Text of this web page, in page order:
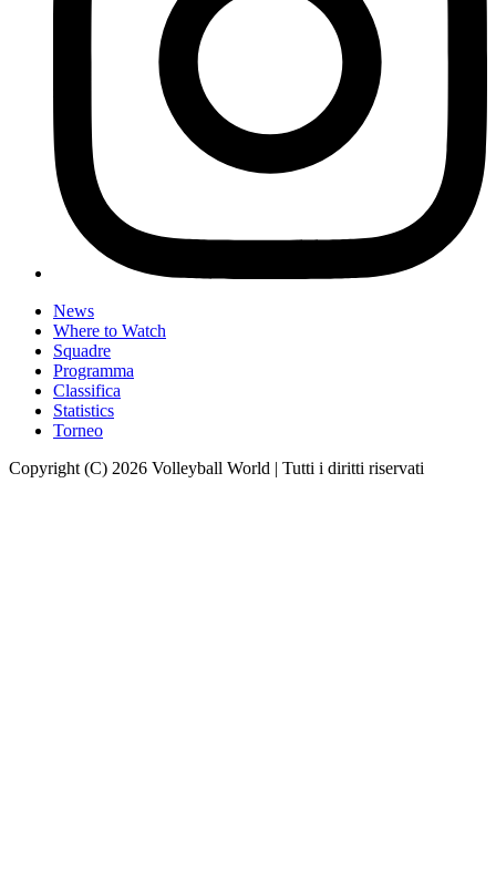
News
Where to Watch
Squadre
Programma
Classifica
Statistics
Torneo
Copyright (C) 2026 Volleyball World | Tutti i diritti riservati